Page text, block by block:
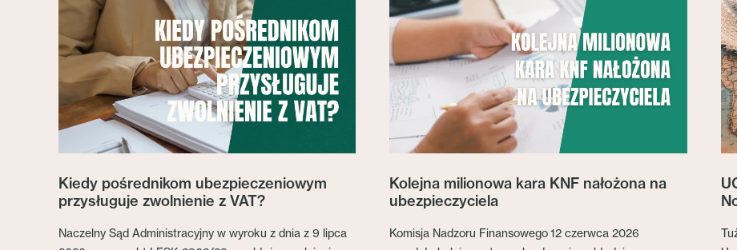
Kiedy pośrednikom ubezpieczeniowym
przysługuje zwolnienie z VAT?
Naczelny Sąd Administracyjny w wyroku z dnia z 9 lipca
Kolejna milionowa kara KNF nałożona na
ubezpieczyciela
Komisja Nadzoru Finansowego 12 czerwca 2026